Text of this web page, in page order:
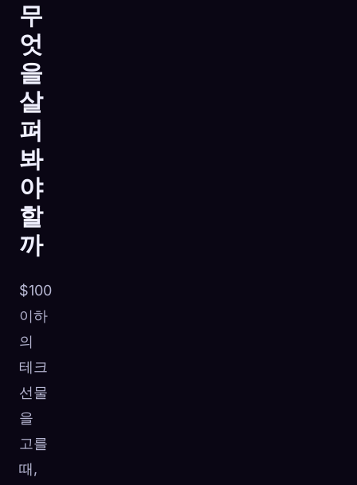
무
엇
을
살
펴
봐
야
할
까
$100
이하
의
테크
선물
을
고를
때,